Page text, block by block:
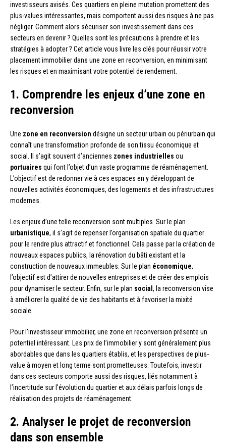
investisseurs avisés. Ces quartiers en pleine mutation promettent des
plus-values intéressantes, mais comportent aussi des risques à ne pas
négliger. Comment alors sécuriser son investissement dans ces
secteurs en devenir ? Quelles sont les précautions à prendre et les
stratégies à adopter ? Cet article vous livre les clés pour réussir votre
placement immobilier dans une zone en reconversion, en minimisant
les risques et en maximisant votre potentiel de rendement.
1. Comprendre les enjeux d’une zone en
reconversion
Une zone en reconversion désigne un secteur urbain ou périurbain qui
connaît une transformation profonde de son tissu économique et
social. Il s’agit souvent d’anciennes zones industrielles ou
portuaires qui font l’objet d’un vaste programme de réaménagement.
L’objectif est de redonner vie à ces espaces en y développant de
nouvelles activités économiques, des logements et des infrastructures
modernes.
Les enjeux d’une telle reconversion sont multiples. Sur le plan
urbanistique, il s’agit de repenser l’organisation spatiale du quartier
pour le rendre plus attractif et fonctionnel. Cela passe par la création de
nouveaux espaces publics, la rénovation du bâti existant et la
construction de nouveaux immeubles. Sur le plan économique,
l’objectif est d’attirer de nouvelles entreprises et de créer des emplois
pour dynamiser le secteur. Enfin, sur le plan social , la reconversion vise
à améliorer la qualité de vie des habitants et à favoriser la mixité
sociale.
Pour l’investisseur immobilier, une zone en reconversion présente un
potentiel intéressant. Les prix de l’immobilier y sont généralement plus
abordables que dans les quartiers établis, et les perspectives de plus-
value à moyen et long terme sont prometteuses. Toutefois, investir
dans ces secteurs comporte aussi des risques, liés notamment à
l’incertitude sur l’évolution du quartier et aux délais parfois longs de
réalisation des projets de réaménagement.
2. Analyser le projet de reconversion
dans son ensemble